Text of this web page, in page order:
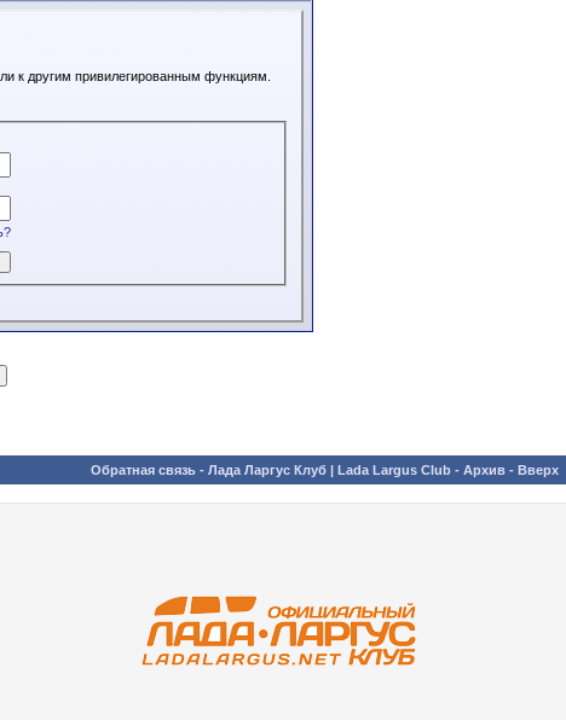
к другим привилегированным функциям.
Обратная связь - Лада Ларгус Клуб | Lada Largus Club - Архив - Вверх